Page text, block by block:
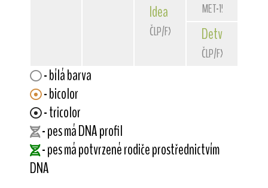
Idea od Rytíře Malovce
ČLP/FXH/27386
MET-1568/91
Detva
ČLP/FXH/24825
- bílá barva
- bicolor
- tricolor
- pes má DNA profil
- pes má potvrzené rodiče prostřednictvím
DNA